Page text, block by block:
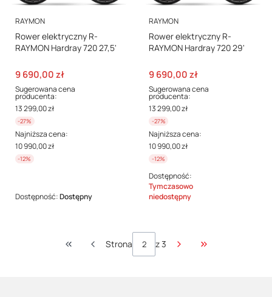
PRODUCENT
RAYMON
Rower elektryczny R-
RAYMON Hardray 720 27,5'
Cena promocyjna
9 690,00 zł
Sugerowana cena
producenta:
13 299,00 zł
-27%
Najniższa cena:
10 990,00 zł
-12%
Dostępność:Dostępny
PRODUCENT
RAYMON
Rower elektryczny R-
RAYMON Hardray 720 29'
Cena promocyjna
9 690,00 zł
Sugerowana cena
producenta:
13 299,00 zł
-27%
Najniższa cena:
10 990,00 zł
-12%
Dostępność:
Tymczasowo
niedostępny
Wróć do pierwszej strony z produktami
Strona z 3 Przejdź do